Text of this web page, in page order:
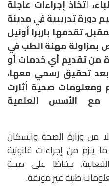
اتخاذ إجراءات عاجلة
دورة تدريبية في مدينة
تقدمها باربرا أونيل
بمزاولة مهنة الطب في
من تقديم أي خدمات أو
بعد تحقيق رسمي معها،
ومعلومات صحية أثارت
مع الأسس العلمية
من وزارة الصحة والسكان
ما يلزم من إجراءات قانونية
حفاظا على صحة
طبية غير موثقة.